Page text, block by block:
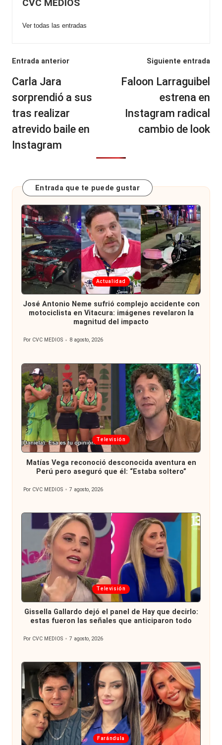
CVC MEDIOS
Ver todas las entradas
Navegación
de
entradas
Entrada anterior
Carla Jara
sorprendió a sus
tras realizar
atrevido baile en
Instagram
Siguiente entrada
Faloon Larraguibel
estrena en
Instagram radical
cambio de look
Entrada que te puede gustar
Publicada
en
Actualidad
José Antonio Neme sufrió complejo accidente con
motociclista en Vitacura: imágenes revelaron la
magnitud del impacto
Publicado
Por CVC MEDIOS 8 agosto, 2026
Publicada
en
Televisión
Matías Vega reconoció desconocida aventura en
Perú pero aseguró que él: “Estaba soltero”
Publicado
Por CVC MEDIOS 7 agosto, 2026
Publicada
en
Televisión
Gissella Gallardo dejó el panel de Hay que decirlo:
estas fueron las señales que anticiparon todo
Publicado
Por CVC MEDIOS 7 agosto, 2026
Publicada
Farándula